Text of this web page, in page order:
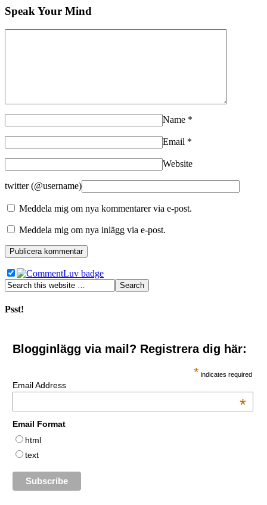
Speak Your Mind
Name *
Email *
Website
twitter (@username)
Meddela mig om nya kommentarer via e-post.
Meddela mig om nya inlägg via e-post.
Psst!
Blogginlägg via mail? Registrera dig här:
* indicates required
Email Address
*
Email Format
html
text